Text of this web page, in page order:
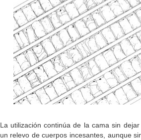
La utilización continúa de la cama sin
un relevo de cuerpos incesantes, aunque